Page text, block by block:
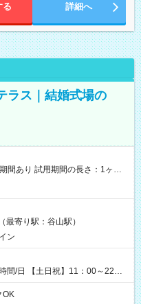
る 詳細へ
ラス｜結婚式場の
じです。
最寄り駅：谷山駅）
ン
間/日 【土日祝】11：00～22：
00/実働6～8時間 週1～2日勤務相談可 【勤務期間】6か月以上
OK